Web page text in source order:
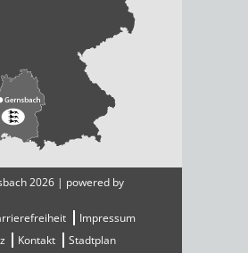
2026 | powered by
Impressum
Kontakt Stadtplan